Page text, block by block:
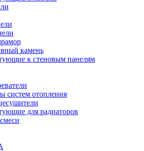
камень
к стеновым панелям
систем отопления
для радиаторов